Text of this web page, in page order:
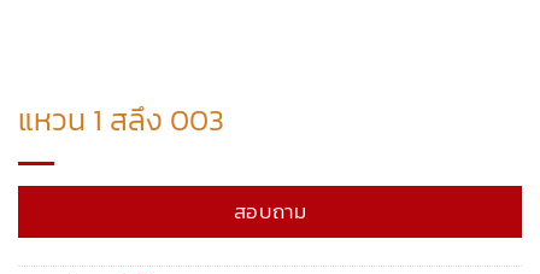
แหวน 1 สลึง 003
สอบถาม